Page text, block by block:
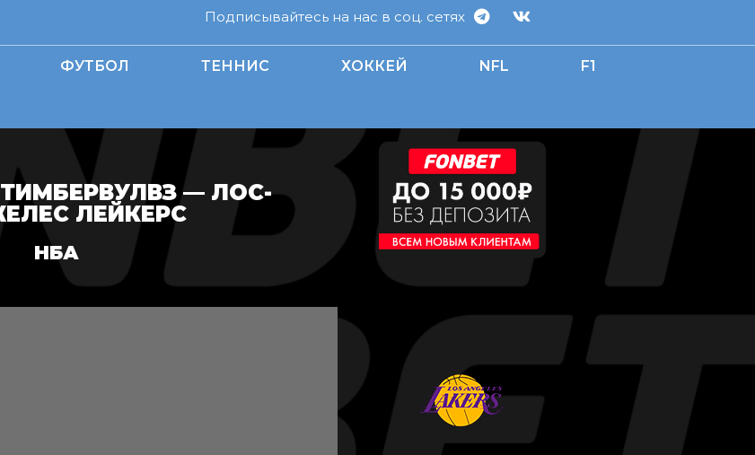
Подписывайтесь на нас в соц. сетях
ФУТБОЛ ТЕННИС ХОККЕЙ NFL F1
— ЛОС-
ЛЕЙКЕРС
НБА